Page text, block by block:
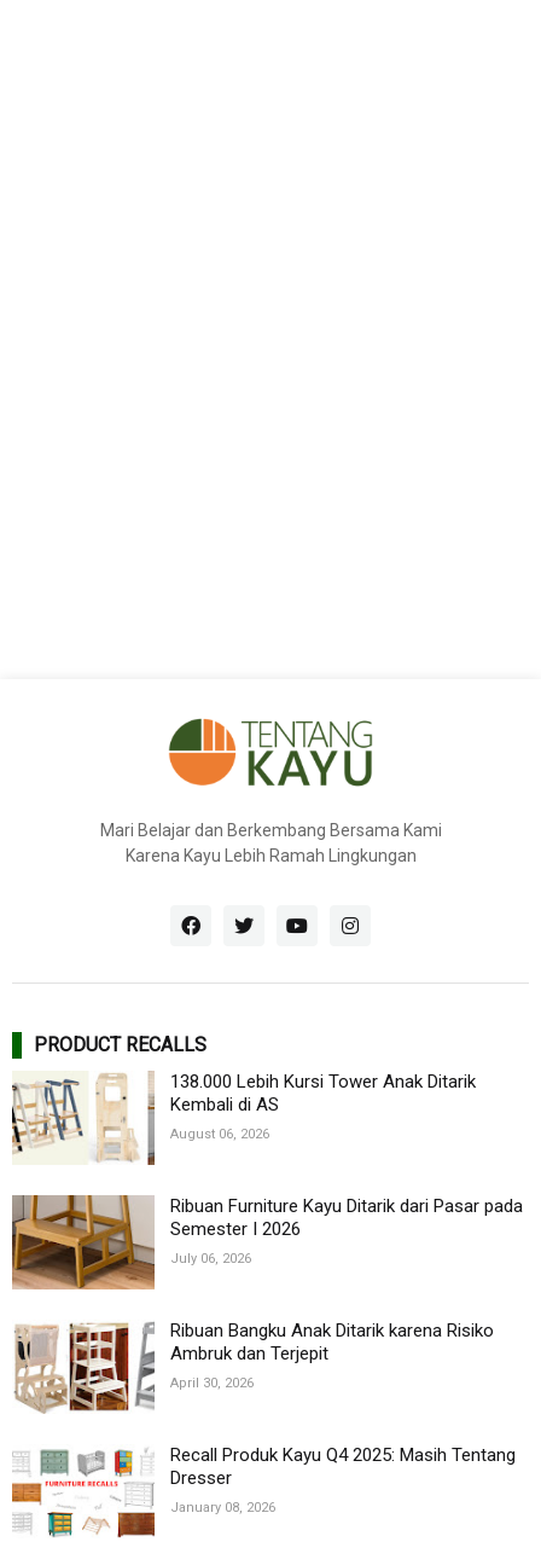
Mari Belajar dan Berkembang Bersama Kami
Karena Kayu Lebih Ramah Lingkungan
PRODUCT RECALLS
138.000 Lebih Kursi Tower Anak Ditarik
Kembali di AS
August 06, 2026
Ribuan Furniture Kayu Ditarik dari Pasar pada
Semester I 2026
July 06, 2026
Ribuan Bangku Anak Ditarik karena Risiko
Ambruk dan Terjepit
April 30, 2026
Recall Produk Kayu Q4 2025: Masih Tentang
Dresser
January 08, 2026